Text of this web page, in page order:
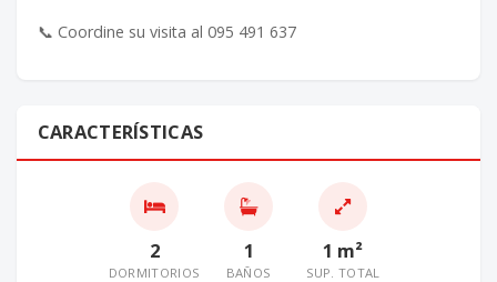
📞 Coordine su visita al 095 491 637
CARACTERÍSTICAS
2
DORMITORIOS
1
BAÑOS
1 m²
SUP. TOTAL